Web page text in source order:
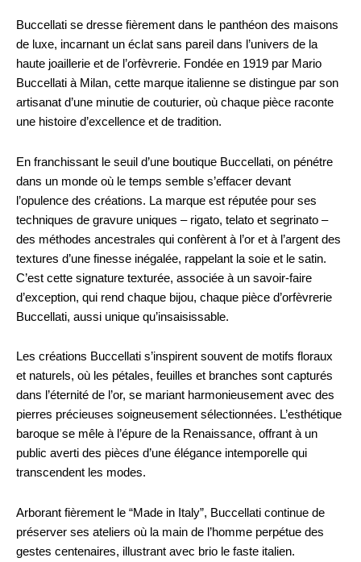
Buccellati se dresse fièrement dans le panthéon des maisons
de luxe, incarnant un éclat sans pareil dans l’univers de la
haute joaillerie et de l’orfèvrerie. Fondée en 1919 par Mario
Buccellati à Milan, cette marque italienne se distingue par son
artisanat d’une minutie de couturier, où chaque pièce raconte
une histoire d’excellence et de tradition.
En franchissant le seuil d’une boutique Buccellati, on pénétre
dans un monde où le temps semble s’effacer devant
l’opulence des créations. La marque est réputée pour ses
techniques de gravure uniques – rigato, telato et segrinato –
des méthodes ancestrales qui confèrent à l’or et à l’argent des
textures d’une finesse inégalée, rappelant la soie et le satin.
C’est cette signature texturée, associée à un savoir-faire
d’exception, qui rend chaque bijou, chaque pièce d’orfèvrerie
Buccellati, aussi unique qu’insaisissable.
Les créations Buccellati s’inspirent souvent de motifs floraux
et naturels, où les pétales, feuilles et branches sont capturés
dans l’éternité de l’or, se mariant harmonieusement avec des
pierres précieuses soigneusement sélectionnées. L’esthétique
baroque se mêle à l’épure de la Renaissance, offrant à un
public averti des pièces d’une élégance intemporelle qui
transcendent les modes.
Arborant fièrement le “Made in Italy”, Buccellati continue de
préserver ses ateliers où la main de l’homme perpétue des
gestes centenaires, illustrant avec brio le faste italien.